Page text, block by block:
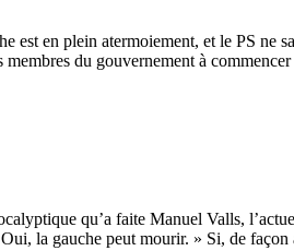
est en plein atermoiement, et le PS
membres du gouvernement à
qu’a faite Manuel Valls,
la gauche peut mourir. » Si, de